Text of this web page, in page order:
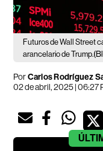
Futuros de Wall Street
arancelario de Trump.
PorCarlos Rodríguez
02 de abril, 2025 | 06:27